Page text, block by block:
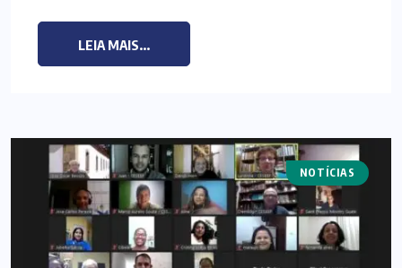
LEIA MAIS...
NOTÍCIAS